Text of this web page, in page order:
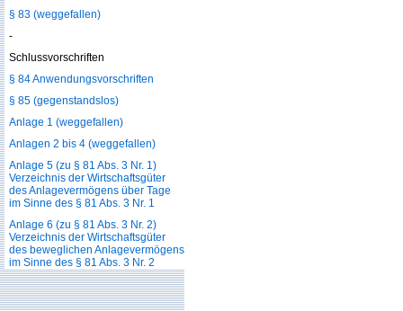
§ 83 (weggefallen)
-
Schlussvorschriften
§ 84 Anwendungsvorschriften
§ 85 (gegenstandslos)
Anlage 1 (weggefallen)
Anlagen 2 bis 4 (weggefallen)
Anlage 5 (zu § 81 Abs. 3 Nr. 1)
Verzeichnis der Wirtschaftsgüter
des Anlagevermögens über Tage
im Sinne des § 81 Abs. 3 Nr. 1
Anlage 6 (zu § 81 Abs. 3 Nr. 2)
Verzeichnis der Wirtschaftsgüter
des beweglichen Anlagevermögens
im Sinne des § 81 Abs. 3 Nr. 2